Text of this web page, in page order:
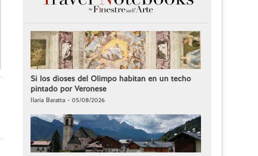
Si los dioses del Olimpo habitan en un techo
pintado por Veronese
Ilaria Baratta - 05/08/2026